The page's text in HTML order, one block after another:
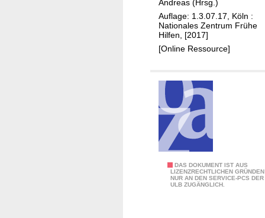
H
t
p
s
y
s
c
h
e
Andreas (Hrsg.)
Auflage: 1.3.07.17, Köln :
Nationales Zentrum Frühe
Hilfen, [2017]
[Online Ressource]
DAS DOKUMENT IST AUS
LIZENZRECHTLICHEN GRÜNDEN
NUR AN DEN SERVICE-PCS DER
ULB ZUGÄNGLICH.